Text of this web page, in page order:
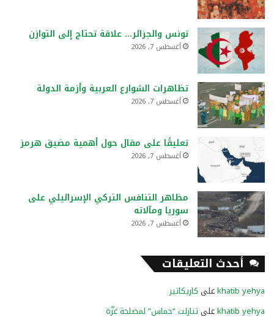
تونس والجزائر… علاقة تحتاج إلى التوازن
أغسطس 7, 2026
تظاهرات الشوارع العربية وأزمة الدولة
أغسطس 7, 2026
تعليقًا على مقال حول أهمية مضيق هرمز
أغسطس 7, 2026
مظاهر التنافس التركي الإسرائيلي على
سوريا ومآلاته
أغسطس 7, 2026
أحدث التعليقات
khatib yehyaعلى كاريكاتير
khatib yehyaعلى تنازلت “حماس” لمصلحة غزّة